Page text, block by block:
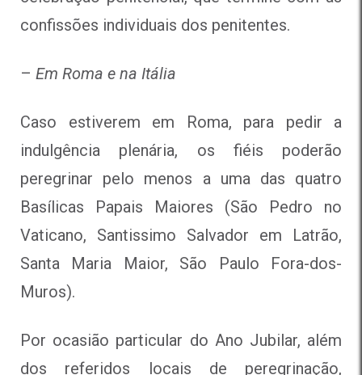
confissões individuais dos penitentes.
– Em Roma e na Itália
Caso estiverem em Roma, para pedir a
indulgência plenária, os fiéis poderão
peregrinar pelo menos a uma das quatro
Basílicas Papais Maiores (São Pedro no
Vaticano, Santissimo Salvador em Latrão,
Santa Maria Maior, São Paulo Fora-dos-
Muros).
Por ocasião particular do Ano Jubilar, além
dos referidos locais de peregrinação,